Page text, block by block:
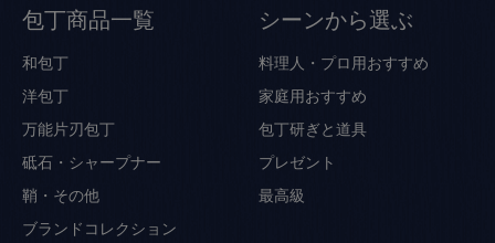
包丁商品一覧
和包丁
洋包丁
万能片刃包丁
砥石・シャープナー
鞘・その他
ブランドコレクション
シーンから選ぶ
料理人・プロ用おすすめ
家庭用おすすめ
包丁研ぎと道具
プレゼント
最高級